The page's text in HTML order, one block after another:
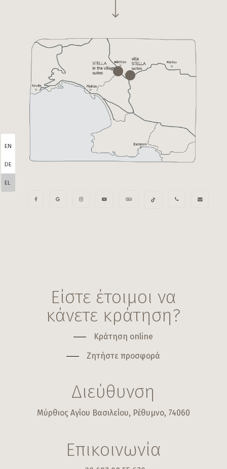
Είστε έτοιμοι να
κάνετε κράτηση?
Κράτηση online
Ζητήστε προσφορά
Διεύθυνση
Μύρθιος Αγίου Βασιλείου, Ρέθυμνο, 74060
Επικοινωνία
EN
DE
EL